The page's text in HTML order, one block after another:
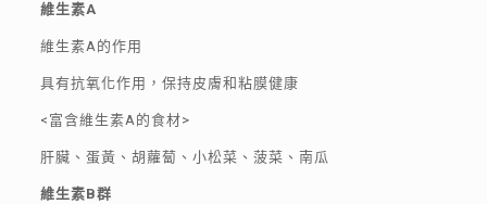
維生素A
維生素A的作用
具有抗氧化作用，保持皮膚和粘膜健康
<富含維生素A的食材>
肝臟、蛋黃、胡蘿蔔、小松菜、菠菜、南瓜
維生素B群